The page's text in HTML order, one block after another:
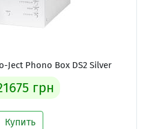
Phono Box DS2 Silver
грн
Купить